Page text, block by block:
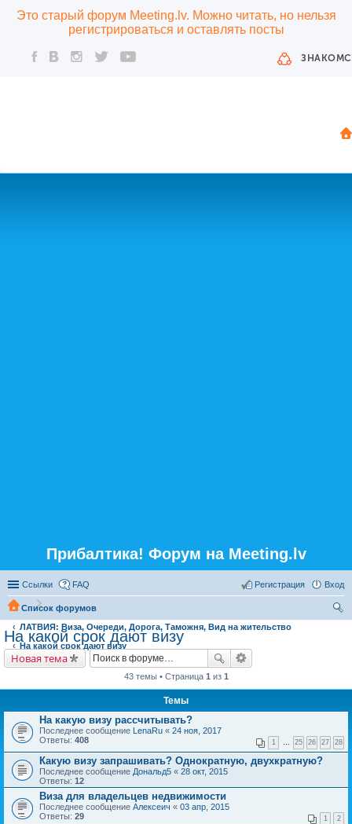
Это старый форум Meeting.lv. Можно читать, но нельзя
регистрироваться и оставлять посты
Прибалтика! Форум на Meeting.lv
Ссылки FAQ Вход
Регистрация
Список форумов
ЛАТВИЯ: Виза, Очереди, Дорога, Таможня, Вид на жительство
На какой срок дают визу
На какой срок дают визу
Новая тема
43 темы • Страница 1 из 1
Темы
На какую визу рассчитывать?
Последнее сообщение LenaRu « 24 ноя, 2017
Ответы: 408 1 … 25 26 27 28
Какую визу запрашивать? Однократную, двухкратную?
Последнее сообщение Дональд5 « 28 окт, 2015
Ответы: 12
Виза для владельцев недвижимости
Последнее сообщение Алексеич « 03 апр, 2015
Ответы: 29 1 2